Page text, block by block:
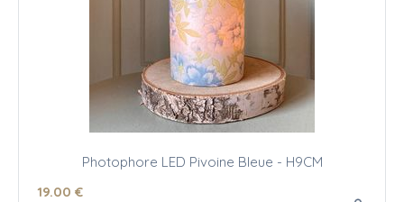
Photophore LED Pivoine Bleue - H9CM
19.00 €